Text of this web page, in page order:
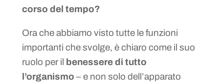
corso del tempo?
Ora che abbiamo visto tutte le funzioni
importanti che svolge, è chiaro come il suo
ruolo per il benessere di tutto
l’organismo – e non solo dell’apparato